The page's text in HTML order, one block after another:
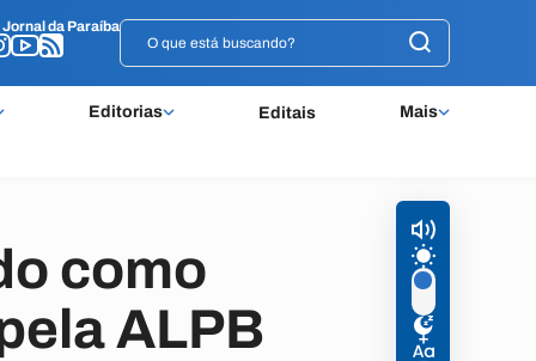
Jornal da Paraíba
Editorias Editais Mais
Jornal da Paraíba
como
ALPB